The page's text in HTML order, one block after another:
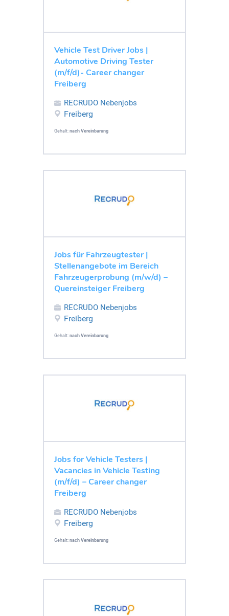
Vehicle Test Driver Jobs |
Automotive Driving Tester
(m/f/d)- Career changer
Freiberg
RECRUDO Nebenjobs
Freiberg
Gehalt: nach Vereinbarung
Jobs für Fahrzeugtester |
Stellenangebote im Bereich
Fahrzeugerprobung (m/w/d) –
Quereinsteiger Freiberg
RECRUDO Nebenjobs
Freiberg
Gehalt: nach Vereinbarung
Jobs for Vehicle Testers |
Vacancies in Vehicle Testing
(m/f/d) – Career changer
Freiberg
RECRUDO Nebenjobs
Freiberg
Gehalt: nach Vereinbarung